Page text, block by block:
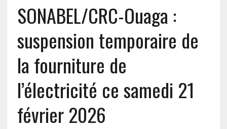
SONABEL/CRC-Ouaga :
suspension temporaire de
la fourniture de
l’électricité ce samedi 21
février 2026